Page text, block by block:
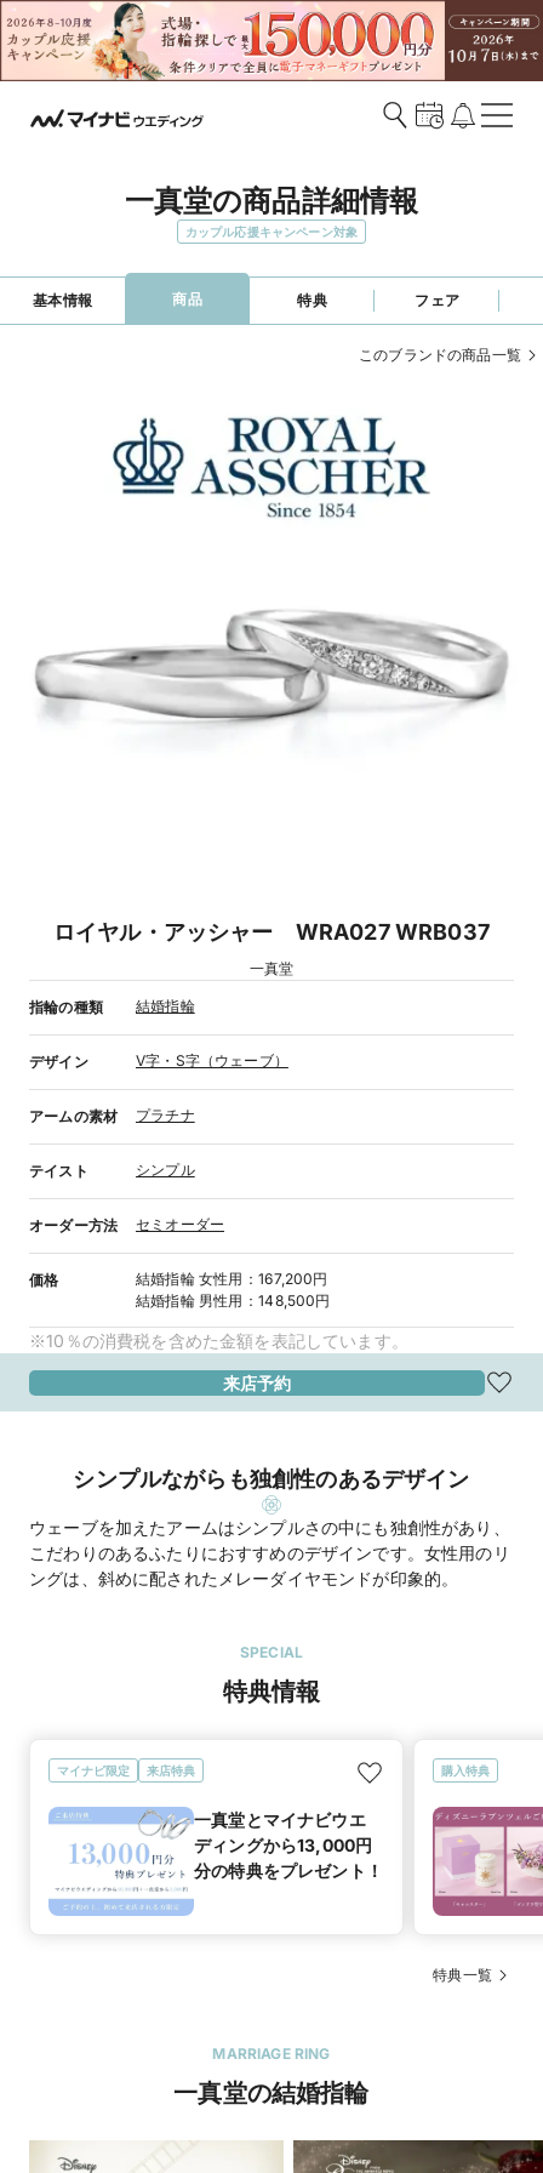
一真堂の商品詳細情報
カップル応援キャンペーン対象
基本情報 商品 特典 フェア
このブランドの商品一覧
ロイヤル・アッシャー WRA027 WRB037
一真堂
指輪の種類 結婚指輪
デザイン V字・S字（ウェーブ）
アームの素材 プラチナ
テイスト シンプル
オーダー方法 セミオーダー
価格 結婚指輪 女性用 ：167,200円
結婚指輪 男性用 ：148,500円
※10％の消費税を含めた金額を表記しています。
来店予約
シンプルながらも独創性のあるデザイン
ウェーブを加えたアームはシンプルさの中にも独創性があり、
こだわりのあるふたりにおすすめのデザインです。女性用のリ
ングは、斜めに配されたメレーダイヤモンドが印象的。
SPECIAL
特典情報
マイナビ限定 来店特典
一真堂とマイナビウエ
ディングから13,000円
分の特典をプレゼント！
購入特典
特典一覧
MARRIAGE RING
一真堂の結婚指輪